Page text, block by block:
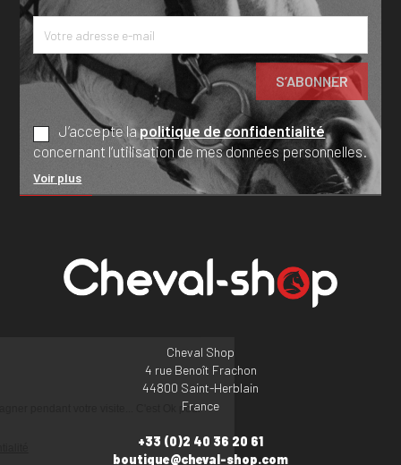
J’accepte lapolitique de confidentialité
concernant l’utilisation de mes données personnelles.
Voir plus
Cheval Shop
4 rue Benoît Frachon
44800 Saint-Herblain
France
+33 (0)2 40 36 20 61
boutique@cheval-shop.com